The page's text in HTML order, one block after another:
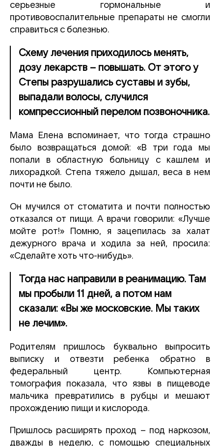
серьезные гормональные и
противовоспалительные препараты не смогли
справиться с болезнью.
Схему лечения приходилось менять,
дозу лекарств – повышать. От этого у
Степы разрушались суставы и зубы,
выпадали волосы, случился
компрессионный перелом позвоночника.
Мама Елена вспоминает, что тогда страшно
было возвращаться домой: «В три года мы
попали в областную больницу с кашлем и
лихорадкой. Степа тяжело дышал, веса в нем
почти не было.
Он мучился от стоматита и почти полностью
отказался от пищи. А врачи говорили: «Лучше
мойте рот!» Помню, я зацепилась за халат
дежурного врача и ходила за ней, просила:
«Сделайте хоть что-нибудь».
Тогда нас направили в реанимацию. Там
мы пробыли 11 дней, а потом нам
сказали: «Вы же московские. Мы таких
не лечим».
Родителям пришлось буквально выпросить
выписку и отвезти ребенка обратно в
федеральный центр. Компьютерная
томография показала, что язвы в пищеводе
мальчика превратились в рубцы и мешают
прохождению пищи и кислорода.
Пришлось расширять проход – под наркозом,
дважды в неделю, с помощью специальных